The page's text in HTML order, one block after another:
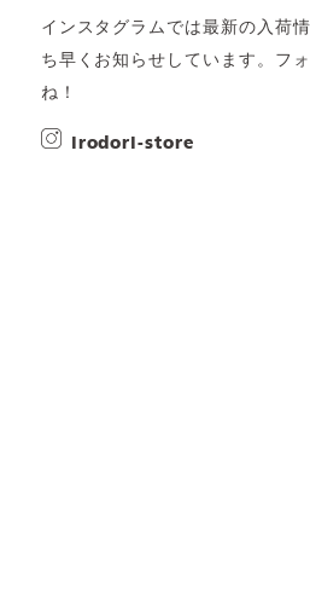
インスタグラムでは最新の入荷
ち早くお知らせしています。フ
ね！
irodori-store